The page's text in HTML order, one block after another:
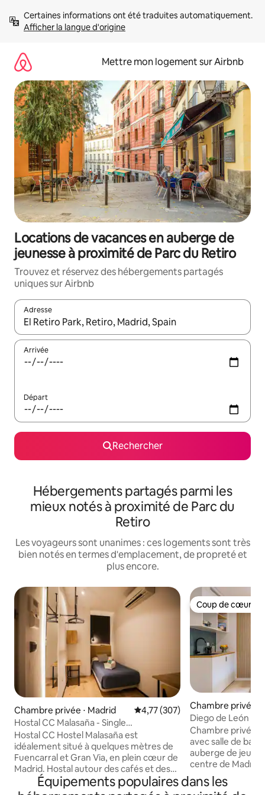
directement
Afficher la langue d'origine
Mettre mon logement sur Airbnb
Locations de vacances en auberge de
jeunesse à proximité de Parc du Retiro
Trouvez et réservez des hébergements partagés
uniques sur Airbnb
Adresse
Lorsque les résultats s'affichent, utilisez les flèches vers le
Arrivée
Départ
Rechercher
Hébergements partagés parmi les
mieux notés à proximité de Parc du
Retiro
Les voyageurs sont unanimes : ces logements sont très
bien notés en termes d'emplacement, de propreté et
plus encore.
Chambre privée ⋅ Madrid Évaluation moyenne sur la
4,77 (307)
Hostal CC Malasaña - Single
économique. Salle de bain privée - Non
remboursable
Hostal CC Hostel Malasaña est
idéalement situé à quelques mètres de
Fuencarral et Gran Via, en plein cœur de
Madrid. Hostal autour des cafés et des
restaurants à la mode, originale et
créative, et d´autres entreprises qui
Coup de cœur
Coup de cœur
Chambre privée ⋅
Diego de León
Chambre privée
avec salle de
auberge de
centre de
maximum de 2
d'un lit
Équipements populaires dans les